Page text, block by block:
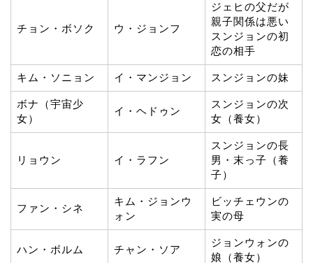
チョン・ボソク ウ・ジョンフ
ジェヒの父だが
親子関係は悪い
スンジョンの初
恋の相手
キム・ソニョン イ・マンジョン スンジョンの妹
ボナ（宇宙少
女）
イ・ヘドゥン
スンジョンの次
女（養女）
リョウン イ・ラフン
スンジョンの長
男・末っ子（養
子）
ファン・シネ
キム・ジョンウ
ォン
ビッチェウンの
実の母
ハン・ボルム チャン・ソア
ジョンウォンの
娘（養女）